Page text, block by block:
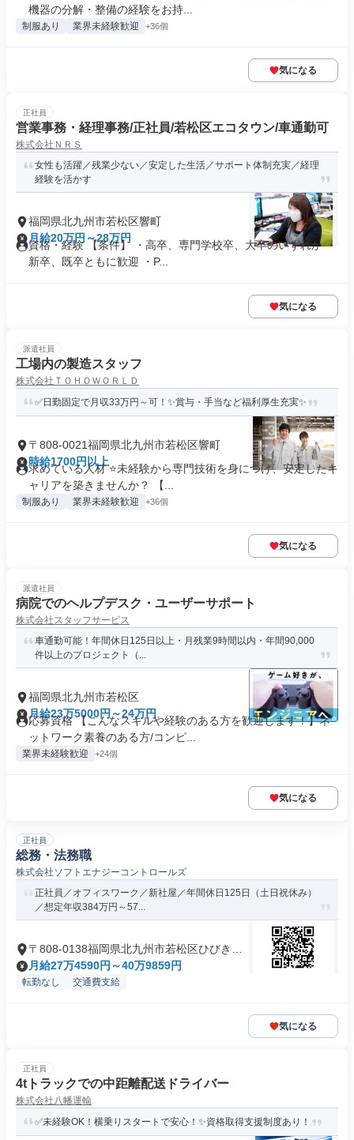
機器の分解・整備の経験をお持...
制服あり 業界未経験歓迎 +36個
気になる
正社員
営業事務・経理事務/正社員/若松区エコタウン/車通勤可
株式会社ＮＲＳ
女性も活躍／残業少ない／安定した生活／サポート体制充実／経理
経験を活かす
福岡県北九州市若松区響町
月給20万円～28万円
資格・経験 【条件】 ・高卒、専門学校卒、大卒のいずれか ・
新卒、既卒ともに歓迎 ・P...
気になる
派遣社員
工場内の製造スタッフ
株式会社ＴＯＨＯＷＯＲＬＤ
✅日勤固定で月収33万円～可！✨賞与・手当など福利厚生充実✨
〒808-0021福岡県北九州市若松区響町
時給1700円以上
求めている人材 ⭐未経験から専門技術を身につけ、安定したキ
ャリアを築きませんか？ 【...
制服あり 業界未経験歓迎 +36個
気になる
派遣社員
病院でのヘルプデスク・ユーザーサポート
株式会社スタッフサービス
車通勤可能！年間休日125日以上・月残業9時間以内・年間90,000
件以上のプロジェクト（...
福岡県北九州市若松区
月給23万5000円～24万円
応募資格 【こんなスキルや経験のある方を歓迎します！】ネ
ットワーク素養のある方/コンピ...
業界未経験歓迎 +24個
気になる
正社員
総務・法務職
株式会社ソフトエナジーコントロールズ
正社員／オフィスワーク／新社屋／年間休日125日（土日祝休み）
／想定年収384万円～57...
〒808-0138福岡県北九州市若松区ひびきの
北
月給27万4590円～40万9859円
転勤なし 交通費支給
気になる
正社員
4tトラックでの中距離配送ドライバー
株式会社八幡運輸
✅未経験OK！横乗りスタートで安心！✨資格取得支援制度あり！